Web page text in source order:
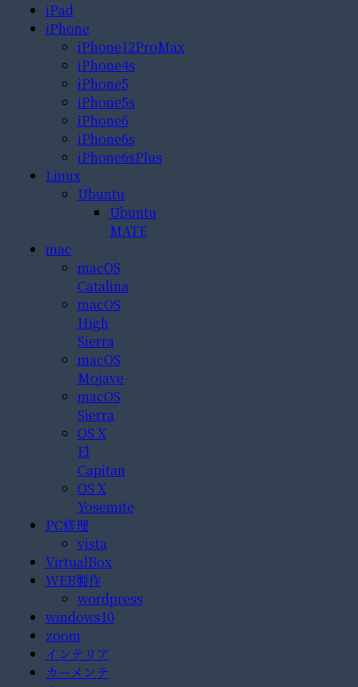
iPad
iPhone
iPhone12ProMax
iPhone4s
iPhone5
iPhone5s
iPhone6
iPhone6s
iPhone6sPlus
Linux
Ubuntu
Ubuntu
MATE
mac
macOS
Catalina
macOS
High
Sierra
macOS
Mojave
macOS
Sierra
OS X
El
Capitan
OS X
Yosemite
PC修理
vista
VirtualBox
WEB製作
wordpress
windows10
zoom
インテリア
カーメンテ